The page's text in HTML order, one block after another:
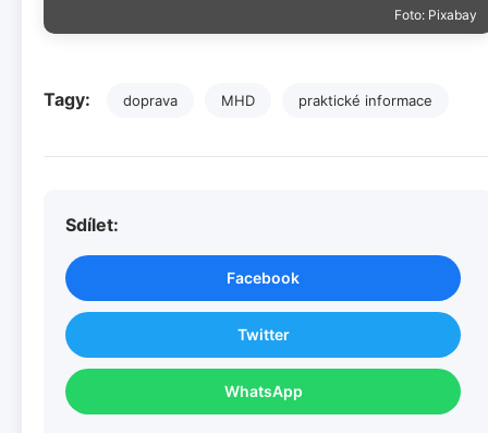
Foto: Pixabay
Tagy: doprava MHD praktické informace
Sdílet:
Facebook
Twitter
WhatsApp